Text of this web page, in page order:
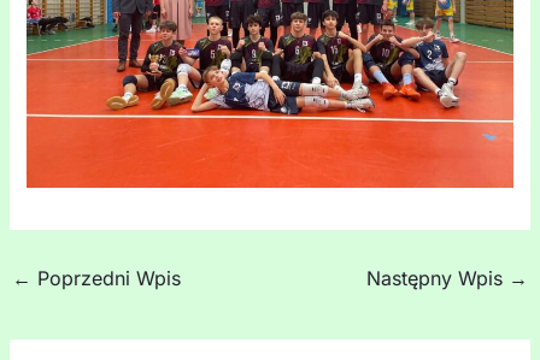
← Poprzedni Wpis Następny Wpis →